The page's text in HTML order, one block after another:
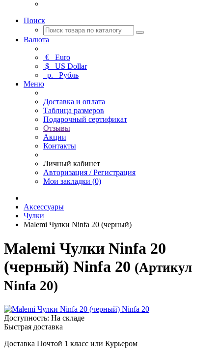
Поиск
Валюта
€ Euro
$ US Dollar
р. Рубль
Меню
Доставка и оплата
Таблица размеров
Подарочный сертификат
Отзывы
Акции
Контакты
Личный кабинет
Авторизация / Регистрация
Мои закладки (0)
Аксессуары
Чулки
Malemi Чулки Ninfa 20 (черный)
Malemi Чулки Ninfa 20
(черный) Ninfa 20 (Артикул
Ninfa 20)
Доступность: На складе
Быстрая доставка
Доставка Почтой 1 класс или Курьером